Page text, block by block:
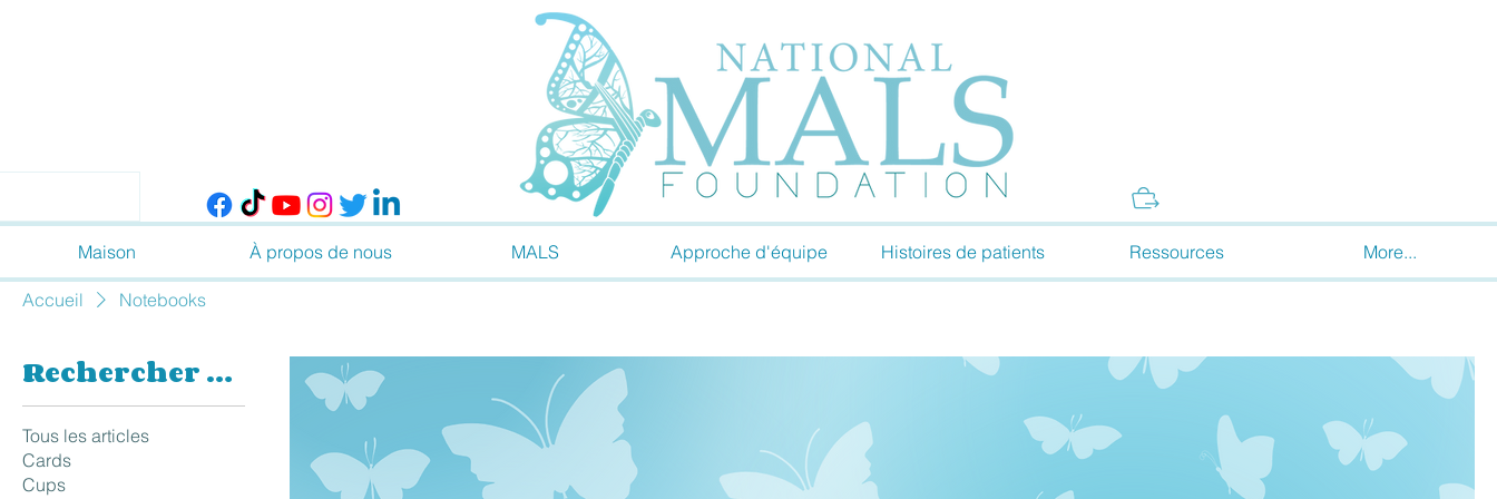
Maison À propos de nous MALS Approche d'équipe Histoires de patients Ressources More...
Accueil Notebooks
Rechercher par
Tous les articles
Cards
Cups